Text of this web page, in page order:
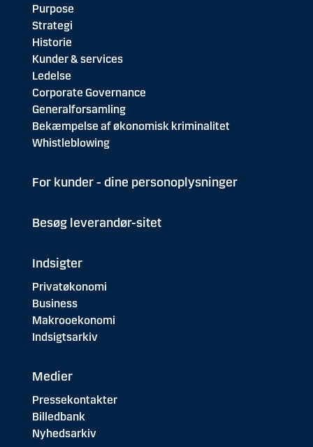
Purpose
Strategi
Historie
Kunder & services
Ledelse
Corporate Governance
Generalforsamling
Bekæmpelse af økonomisk kriminalitet
Whistleblowing
For kunder - dine personoplysninger
Besøg leverandør-sitet
Indsigter
Privatøkonomi
Business
Makrooekonomi
Indsigtsarkiv
Medier
Pressekontakter
Billedbank
Nyhedsarkiv